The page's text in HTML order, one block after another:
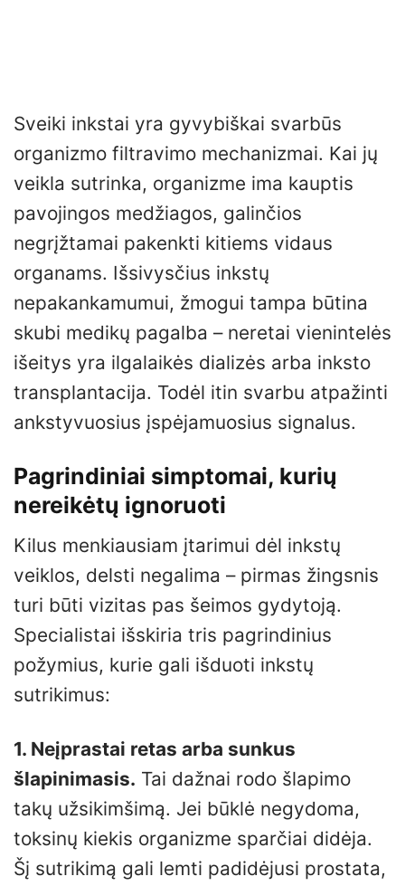
Sveiki inkstai yra gyvybiškai svarbūs
organizmo filtravimo mechanizmai. Kai jų
veikla sutrinka, organizme ima kauptis
pavojingos medžiagos, galinčios
negrįžtamai pakenkti kitiems vidaus
organams. Išsivysčius inkstų
nepakankamumui, žmogui tampa būtina
skubi medikų pagalba – neretai vienintelės
išeitys yra ilgalaikės dializės arba inksto
transplantacija. Todėl itin svarbu atpažinti
ankstyvuosius įspėjamuosius signalus.
Pagrindiniai simptomai, kurių
nereikėtų ignoruoti
Kilus menkiausiam įtarimui dėl inkstų
veiklos, delsti negalima – pirmas žingsnis
turi būti vizitas pas šeimos gydytoją.
Specialistai išskiria tris pagrindinius
požymius, kurie gali išduoti inkstų
sutrikimus:
1. Neįprastai retas arba sunkus
šlapinimasis. Tai dažnai rodo šlapimo
takų užsikimšimą. Jei būklė negydoma,
toksinų kiekis organizme sparčiai didėja.
Šį sutrikimą gali lemti padidėjusi prostata,